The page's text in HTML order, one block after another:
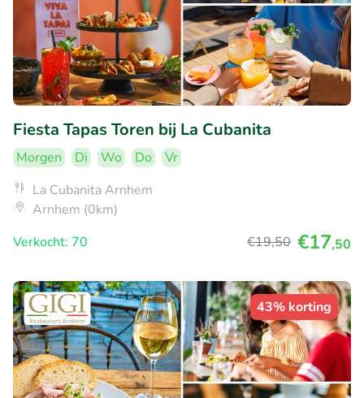
Fiesta Tapas Toren bij La Cubanita
Morgen Di Wo Do
Vr
La Cubanita Arnhem
Arnhem (0km)
Verkocht: 70
€19,50 €17,50
43% korting